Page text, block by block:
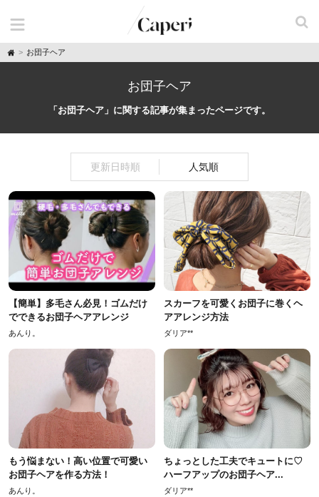
H
o
お団子ヘア
お団子ヘア
「お団子ヘア」に関する記事が集まったページです。
更新日時順 人気順
【簡単】多毛さん必見！ゴムだけ
でできるお団子ヘアアレンジ
あんり。
スカーフを可愛くお団子に巻くヘ
アアレンジ方法
ダリア**
もう悩まない！高い位置で可愛い
お団子ヘアを作る方法！
あんり。
ちょっとした工夫でキュートに♡
ハーフアップのお団子ヘア...
ダリア**